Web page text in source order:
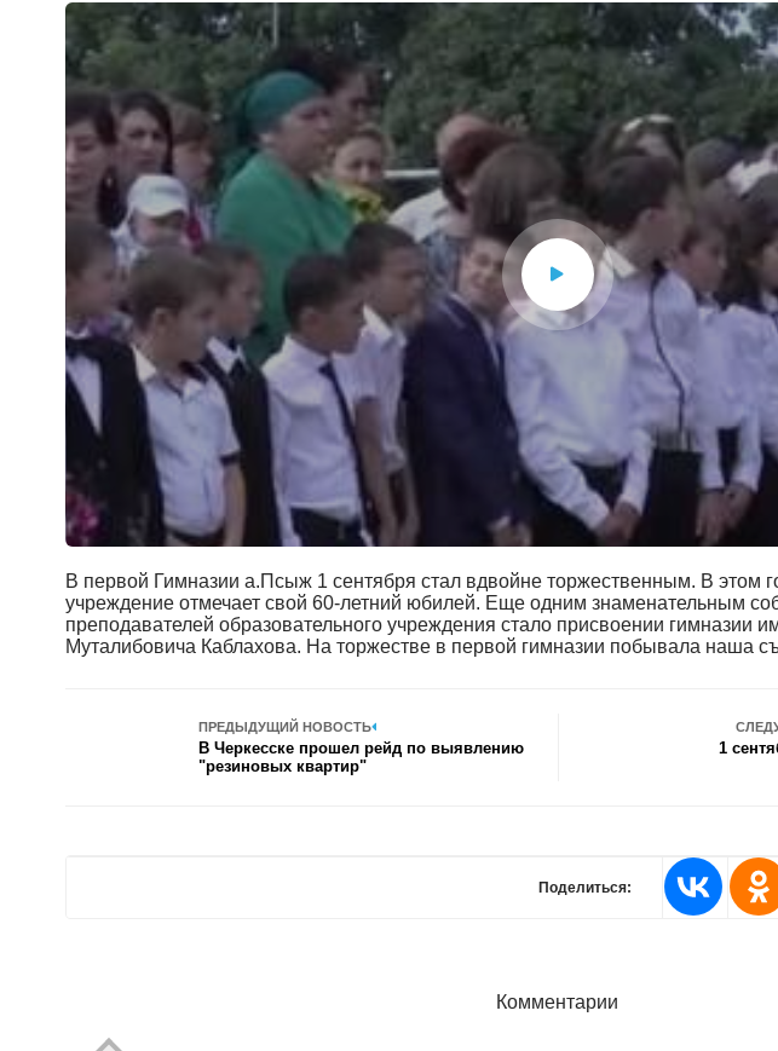
В первой Гимназии а.Псыж 1 сентября стал вдвойне торжественным. В этом
учреждение отмечает свой 60-летний юбилей. Еще одним знаменательным
преподавателей образовательного учреждения стало присвоении гимназии
Муталибовича Каблахова. На торжестве в первой гимназии побывала наша
ПРЕДЫДУЩИЙ НОВОСТЬ
В Черкесске прошел рейд по выявлению
"резиновых квартир"
1
Поделиться:
Комментарии